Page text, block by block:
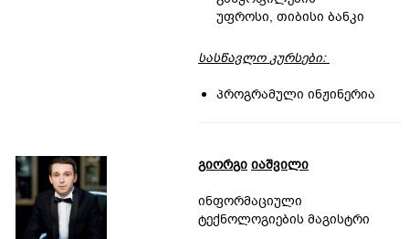
უფროსი, თიბისი ბანკი
სასწავლოკურსები:
პროგრამული ინჟინერია
გიორგი იაშვილი
ინფორმაციული
ტექნოლოგიების მაგისტრი